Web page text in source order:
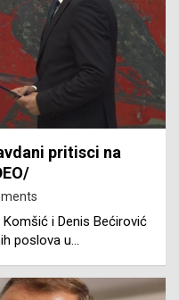
pritisci na
i Denis Bećirović
poslova u…